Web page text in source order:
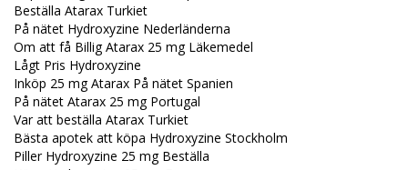
Beställa Atarax Turkiet
På nätet Hydroxyzine Nederländerna
Om att få Billig Atarax 25 mg Läkemedel
Lågt Pris Hydroxyzine
Inköp 25 mg Atarax På nätet Spanien
På nätet Atarax 25 mg Portugal
Var att beställa Atarax Turkiet
Bästa apotek att köpa Hydroxyzine Stockholm
Piller Hydroxyzine 25 mg Beställa